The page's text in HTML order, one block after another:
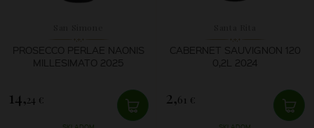
PROSECCO PERLAE NAONIS
MILLESIMATO 2025
14,24 €
CABERNET SAUVIGNON 120
0,2L 2024
2,61 €